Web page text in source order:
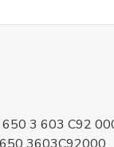
650 3 603 C92